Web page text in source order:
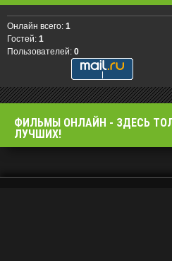
Онлайн всего: 1
Гостей: 1
Пользователей: 0
ФИЛЬМЫ OНЛАЙН - ЗДЕСЬ
ЛУЧШИХ!